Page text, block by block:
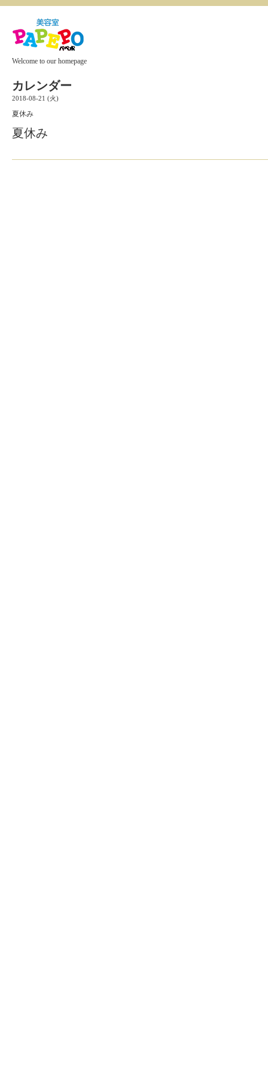
Welcome to our homepage
カレンダー
2018-08-21 (火)
夏休み
夏休み